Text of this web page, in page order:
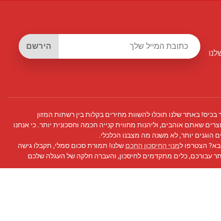
הירשם
בכיס! באתר שלנו תוכלו להשוות מחירים בקלות בין רשתות המזון
שאתם אוהבים, וליהנות מחווית קנייה חכמה וחסכונית יותר. כי אנחנו
הוגנים יותר, לא משנה מה מצבנו הכלכלי.
הצטרפו למנוי החיסכון החכם שלנו! תמורת סכום סמלי, תקבלו גישה
עבורכם, כלים מתקדמים לחיסכון, והעברה חלקה של העגלה שלכם